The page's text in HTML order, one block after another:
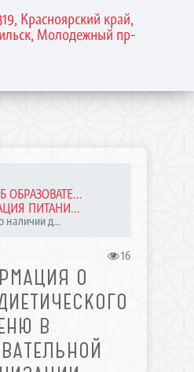
Красноярский край,
Молодежный пр-
ОБРАЗОВАТЕ...
ПИТАНИ...
д...
16
О
В